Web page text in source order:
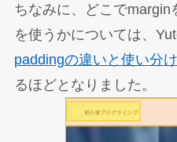
ちなみに、どこでmargin
を使うかについては、
paddingの違いと使い分
るほどとなりました。